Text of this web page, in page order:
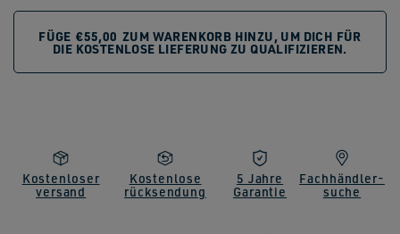
FÜGE €55,00 ZUM WARENKORB HINZU, UM DICH FÜR
DIE KOSTENLOSE LIEFERUNG ZU QUALIFIZIEREN.
Kostenloser
versand
Kostenlose
rücksendung
5 Jahre
Garantie
Fachhändler-
suche